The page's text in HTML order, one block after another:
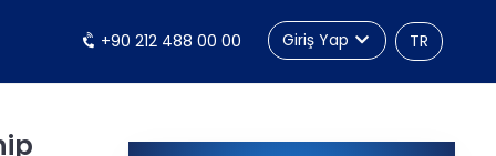
TR
+90 212 488 00 00 Giriş Yap